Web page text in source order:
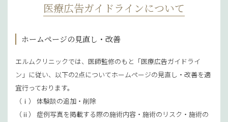
医療広告ガイドラインについて
ホームページの見直し・改善
エルムクリニックでは、医師監修のもと「医療広告ガイドライ
ン」に従い、以下の2点についてホームページの見直し・改善を適
宜行っております。
（ⅰ） 体験談の追加・削除
（ⅱ） 症例写真を掲載する際の施術内容・施術のリスク・施術の